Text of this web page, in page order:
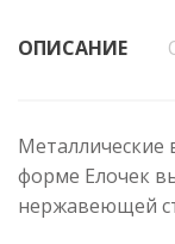
ОПИСАНИЕ
Металлические
форме Елочек
нержавеющей